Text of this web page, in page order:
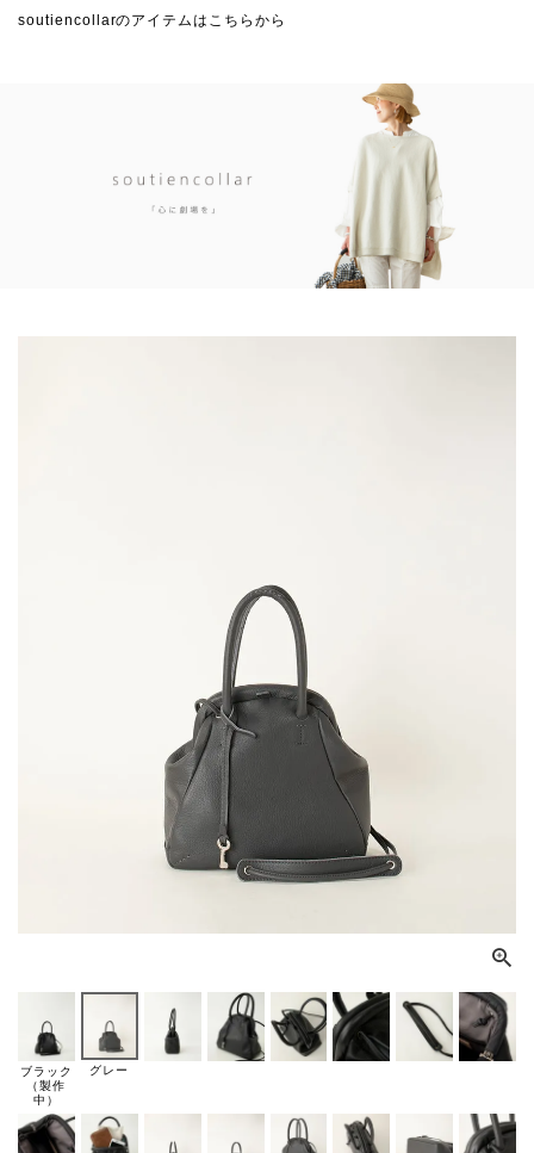
soutiencollarのアイテムはこちらから
ブラック
（製作
中）
グレー